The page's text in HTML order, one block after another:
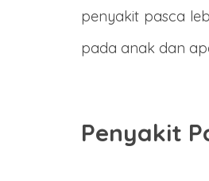
penyakit pasca
pada anak dan
Penyakit